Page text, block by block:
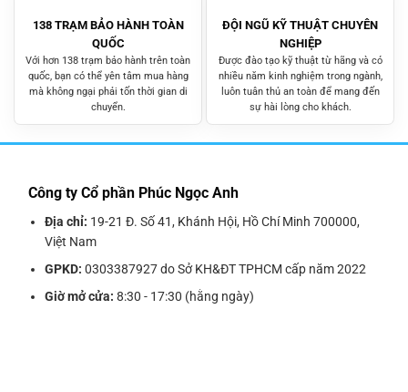
138 TRẠM BẢO HÀNH TOÀN
QUỐC
Với hơn 138 trạm bảo hành trên toàn
quốc, bạn có thể yên tâm mua hàng
mà không ngại phải tốn thời gian di
chuyển.
ĐỘI NGŨ KỸ THUẬT CHUYÊN
NGHIỆP
Được đào tạo kỹ thuật từ hãng và có
nhiều năm kinh nghiệm trong ngành,
luôn tuân thủ an toàn để mang đến
sự hài lòng cho khách.
Công ty Cổ phần Phúc Ngọc Anh
Địa chỉ: 19-21 Đ. Số 41, Khánh Hội, Hồ Chí Minh 700000,
Việt Nam
GPKD: 0303387927 do Sở KH&ĐT TPHCM cấp năm 2022
Giờ mở cửa: 8:30 - 17:30 (hằng ngày)